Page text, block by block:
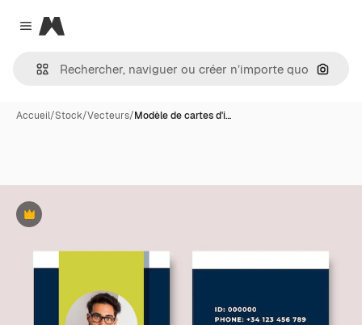
Close menu
Magnific
Accueil/Stock/Vecteurs/Modèle de cartes d'i…
Premium